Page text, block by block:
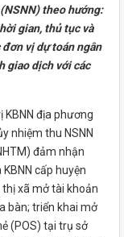
theo hướng:
gian, thủ tục và
vị dự toán ngân
giao dịch với các
KBNN địa phương
nhiệm thu NSNN
đảm nhận
cấp huyện
xã mở tài khoản
bàn; triển khai mở
(POS) tại trụ sở